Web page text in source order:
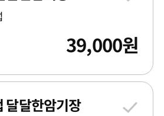
39,000원
달달한암기장